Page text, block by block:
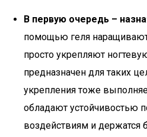
В первую очередь –
помощью геля
просто укрепляют
предназначен для таких
укрепления тоже
обладают
воздействиям и держатся